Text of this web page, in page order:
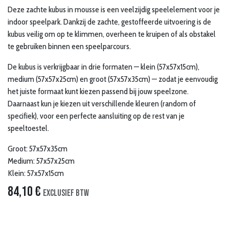
Deze zachte kubus in mousse is een veelzijdig speelelement voor je
indoor speelpark. Dankzij de zachte, gestoffeerde uitvoering is de
kubus veilig om op te klimmen, overheen te kruipen of als obstakel
te gebruiken binnen een speelparcours.
De kubus is verkrijgbaar in drie formaten — klein (57x57x15cm),
medium (57x57x25cm) en groot (57x57x35cm) — zodat je eenvoudig
het juiste formaat kunt kiezen passend bij jouw speelzone.
Daarnaast kun je kiezen uit verschillende kleuren (random of
specifiek), voor een perfecte aansluiting op de rest van je
speeltoestel.
Groot: 57x57x35cm
Medium: 57x57x25cm
Klein: 57x57x15cm
84,10€ Exclusief btw